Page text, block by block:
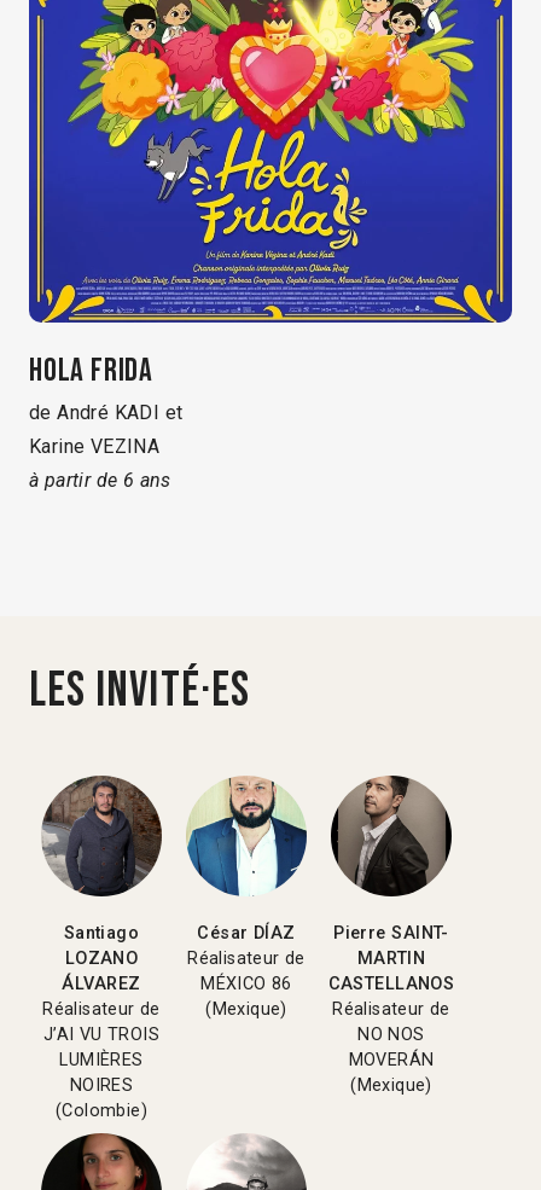
HOLA FRIDA
de André KADI et
Karine VEZINA
à partir de 6 ans
Les invité·es
Santiago
LOZANO
ÁLVAREZ
Réalisateur de
J’AI VU TROIS
LUMI ÈRES
NOIRES
(Colombie)
César DÍAZ
Réalisateur de
M ÉXICO 86
(Mexique)
Pierre SAINT-
MARTIN
CASTELLANOS
Réalisateur de
NO NOS
MOVERÁN
(Mexique)